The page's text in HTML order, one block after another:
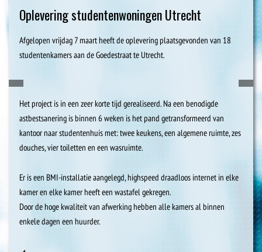
Oplevering studentenwoningen Utrecht
Afgelopen vrijdag 7 maart heeft de oplevering plaatsgevonden van 18
studentenkamers aan de Goedestraat te Utrecht.
Het project is in een zeer korte tijd gerealiseerd. Na een benodigde
astbestsanering is binnen 6 weken is het pand getransformeerd van
kantoor naar studentenhuis met: twee keukens, een algemene ruimte, zes
douches, vier toiletten en een wasruimte.
Er is een BMI-installatie aangelegd, highspeed draadloos internet in elke
kamer en elke kamer heeft een wastafel gekregen.
Door de hoge kwaliteit van afwerking hebben alle kamers al binnen
enkele dagen een huurder.